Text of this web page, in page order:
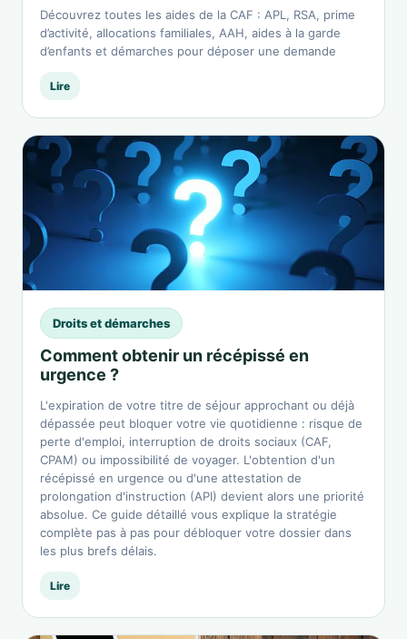
Découvrez toutes les aides de la CAF : APL, RSA, prime
d’activité, allocations familiales, AAH, aides à la garde
d’enfants et démarches pour déposer une demande
Lire
Droits et démarches
Comment obtenir un récépissé en
urgence ?
L'expiration de votre titre de séjour approchant ou déjà
dépassée peut bloquer votre vie quotidienne : risque de
perte d'emploi, interruption de droits sociaux (CAF,
CPAM) ou impossibilité de voyager. L'obtention d'un
récépissé en urgence ou d'une attestation de
prolongation d'instruction (API) devient alors une priorité
absolue. Ce guide détaillé vous explique la stratégie
complète pas à pas pour débloquer votre dossier dans
les plus brefs délais.
Lire